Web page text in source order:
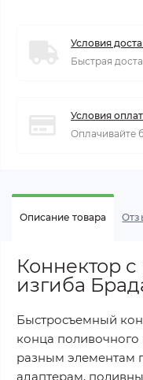
Условия
Быстрая
Условия
Оплачивайте
Описание товара
Коннектор с
изгиба
Быстросъемный
конца
разным элементам
адаптерам,